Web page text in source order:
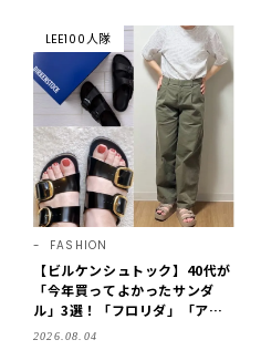
LEE100人隊
FASHION
【ビルケンシュトック】40代が
「今年買ってよかったサンダ
ル」3選！「フロリダ」「アリ
ゾナ」の履き心地＆サイズ選び
2026.08.04